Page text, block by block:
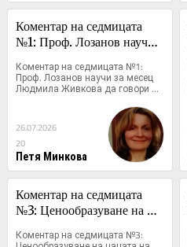
Коментар на седмицата
№1: Проф. Лозанов научи
Живкова да говори
английски, тя му довери
Коментар на седмицата №1:
Проф. Лозанов научи за месец
Людмила Живкова да говори
английски, тя му довери Ванга
26.07.2026
20
Петя Минкова
Коментар на седмицата
№3: Ценообразуване на
Коментар на седмицата №3: